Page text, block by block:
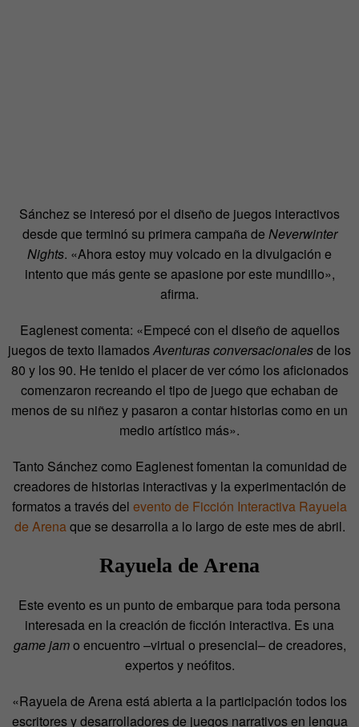
Sánchez se interesó por el diseño de juegos interactivos
desde que terminó su primera campaña de Neverwinter
Nights. «Ahora estoy muy volcado en la divulgación e
intento que más gente se apasione por este mundillo»,
afirma.
Eaglenest comenta: «Empecé con el diseño de aquellos
juegos de texto llamadosAventuras conversacionalesde los
80 y los 90. He tenido el placer de ver cómo los aficionados
comenzaron recreando el tipo de juego que echaban de
menos de su niñez y pasaron a contar historias como en un
medio artístico más».
Tanto Sánchez como Eaglenest fomentan la comunidad de
creadores de historias interactivas y la experimentación de
formatos a través del evento de Ficción Interactiva Rayuela
de Arenaque se desarrolla a lo largo de este mes de abril.
Rayuela de Arena
Este evento es un punto de embarque para toda persona
interesada en la creación de ficción interactiva. Es una
game jamo encuentro –virtual o presencial– de creadores,
expertos y neófitos.
«Rayuela de Arena está abierta a la participación todos los
escritores y desarrolladores de juegos narrativos en lengua